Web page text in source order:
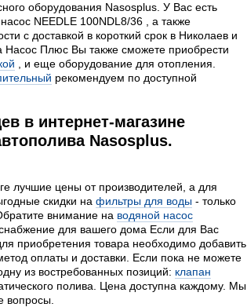
оборудования Nasosplus. У Вас есть
NEEDLE 100NDL8/36 , а также
с доставкой в короткий срок в Николаев и
Насос Плюс Вы также сможете приобрести
, и еще оборудование для отопления.
рекомендуем по доступной
в интернет-магазине
Nasosplus.
лучшие цены от производителей, а для
скидки на фильтры для воды - только
внимание на водяной насос
для вашего дома Если для Вас
приобретения товара необходимо добавить
оплаты и доставки. Если пока не можете
из востребованных позиций: клапан
полива. Цена доступна каждому. Мы
вопросы.